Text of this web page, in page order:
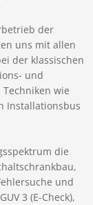
der
uns mit allen
der klassischen
und
wie
Installationsbus
die
und
3 (E-Check),